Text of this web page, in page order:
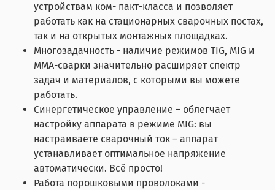
устройствам ком- пакт-класса и позволяет
работать как на стационарных сварочных постах,
так и на открытых монтажных площадках.
Многозадачность - наличие режимов TIG, MIG и
MMA-сварки значительно расширяет спектр
задач и материалов, с которыми вы можете
работать.
Синергетическое управление – облегчает
настройку аппарата в режиме MIG: вы
настраиваете сварочный ток – аппарат
устанавливает оптимальное напряжение
автоматически. Всё просто!
Работа порошковыми проволоками -